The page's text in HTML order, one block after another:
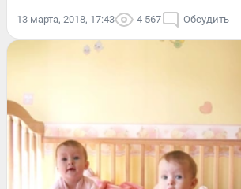
13 марта, 2018, 17:43 4 567 Обсудить